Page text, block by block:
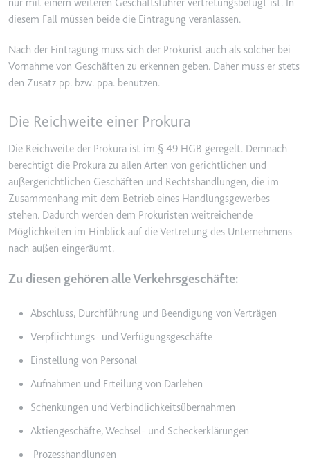
Anbieter:
youtube.com
Zweck:
Wird verwendet, um die
Interaktion der Nutzer mit
verfolgen.
Typ:
HTTP-Cookie
__Secure-YEC
Anbieter:
youtube.com
Zweck:
Speichert die
eines auf anderen Webseiten
Ablauf:
Sitzung
Typ:
HTTP-Cookie
__Secure-YNID
Anbieter:
youtube.com
Zweck:
Wird verwendet, um die
nur mit einem weiteren Geschäftsführer vertretungsbefugt ist. In
diesem Fall müssen beide die Eintragung veranlassen.
Nach der Eintragung muss sich der Prokurist auch als solcher bei
Vornahme von Geschäften zu erkennen geben. Daher muss er stets
den Zusatz pp. bzw. ppa. benutzen.
Die Reichweite einer Prokura
Die Reichweite der Prokura ist im § 49 HGB geregelt. Demnach
berechtigt die Prokura zu allen Arten von gerichtlichen und
außergerichtlichen Geschäften und Rechtshandlungen, die im
Zusammenhang mit dem Betrieb eines Handlungsgewerbes
stehen. Dadurch werden dem Prokuristen weitreichende
Möglichkeiten im Hinblick auf die Vertretung des Unternehmens
nach außen eingeräumt.
Zu diesen gehören alle Verkehrsgeschäfte:
Abschluss, Durchführung und Beendigung von Verträgen
Verpflichtungs- und Verfügungsgeschäfte
Einstellung von Personal
Aufnahmen und Erteilung von Darlehen
Schenkungen und Verbindlichkeitsübernahmen
Aktiengeschäfte, Wechsel- und Scheckerklärungen
Prozesshandlungen